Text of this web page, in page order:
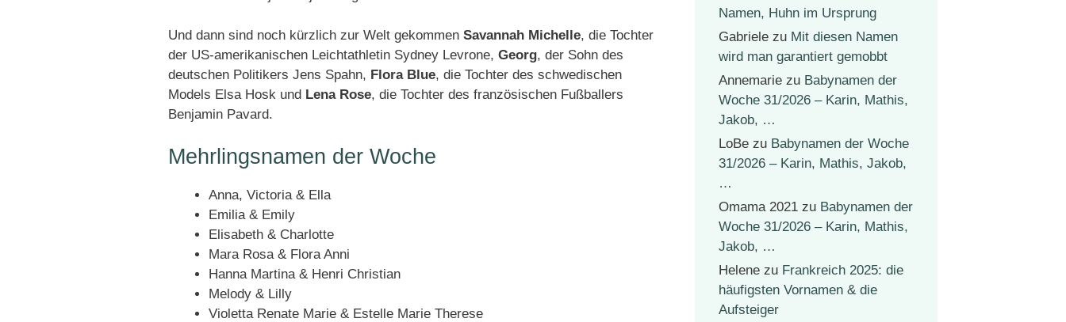
Und dann sind noch kürzlich zur Welt gekommen Savannah Michelle, die Tochter
der US-amerikanischen Leichtathletin Sydney Levrone, Georg, der Sohn des
deutschen Politikers Jens Spahn, Flora Blue, die Tochter des schwedischen
Models Elsa Hosk und Lena Rose, die Tochter des französischen Fußballers
Benjamin Pavard.
Mehrlingsnamen der Woche
Anna, Victoria & Ella
Emilia & Emily
Elisabeth & Charlotte
Mara Rosa & Flora Anni
Hanna Martina & Henri Christian
Melody & Lilly
Violetta Renate Marie & Estelle Marie Therese
Namen, Huhn im Ursprung
Gabriele zu Mit diesen Namen
wird man garantiert gemobbt
Annemarie zu Babynamen der
Woche 31/2026 – Karin, Mathis,
Jakob, …
LoBe zu Babynamen der Woche
31/2026 – Karin, Mathis, Jakob,
…
Omama 2021 zu Babynamen der
Woche 31/2026 – Karin, Mathis,
Jakob, …
Helene zu Frankreich 2025: die
häufigsten Vornamen & die
Aufsteiger